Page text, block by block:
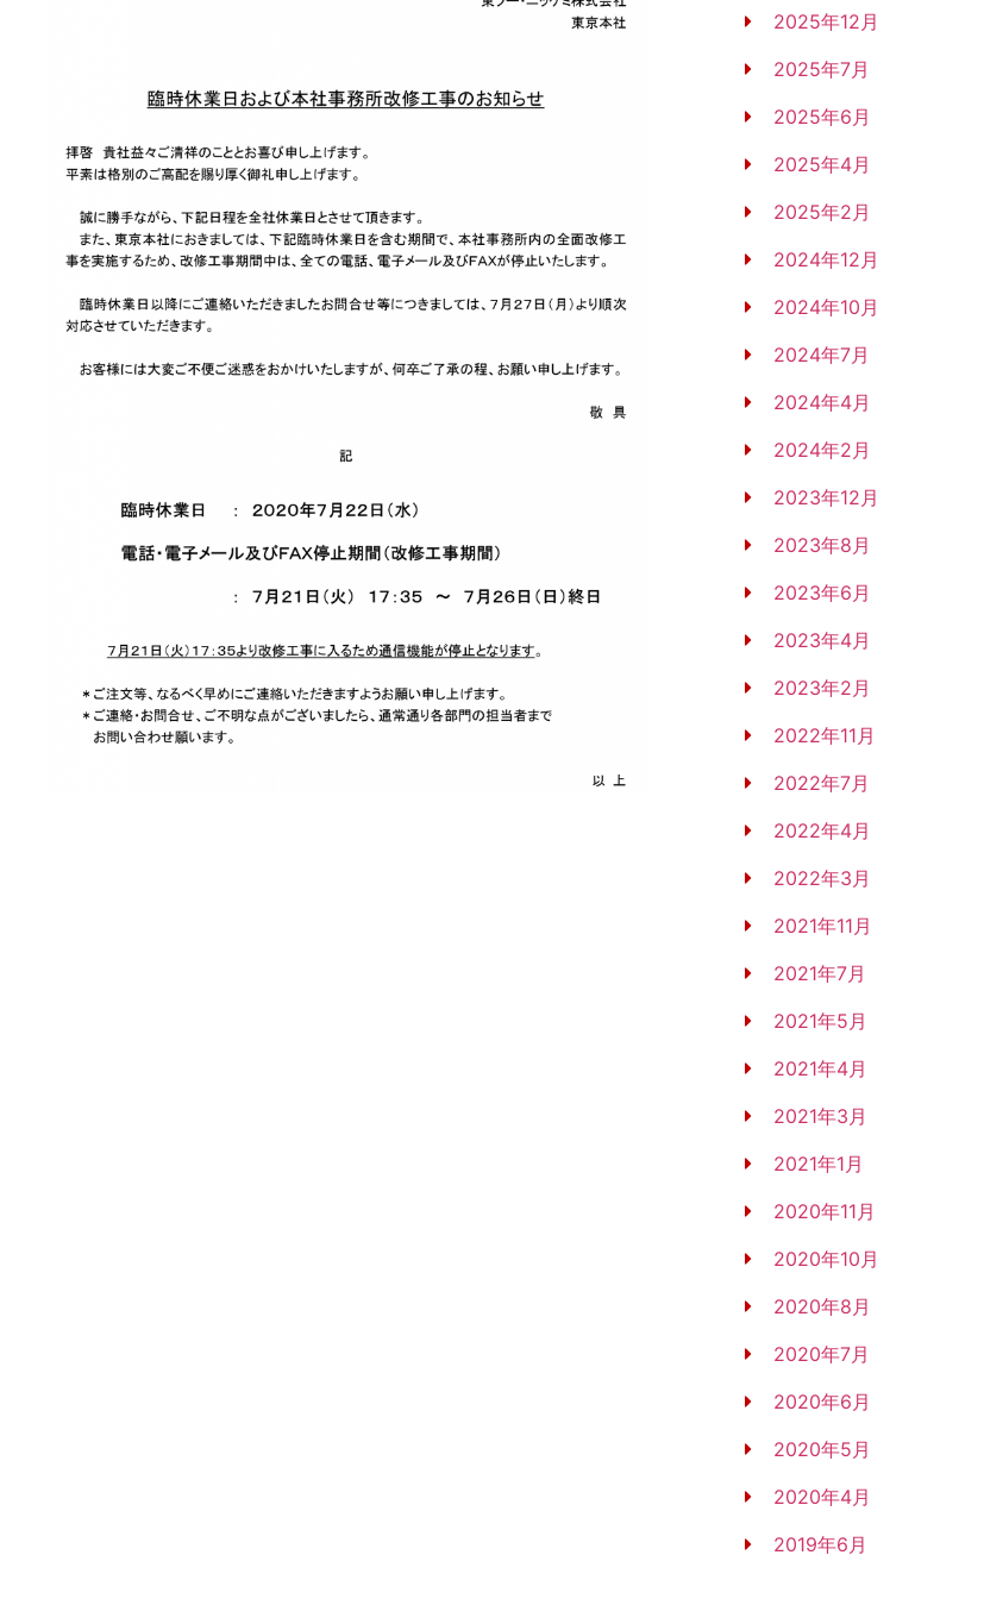
2025年12月
2025年7月
2025年6月
2025年4月
2025年2月
2024年12月
2024年10月
2024年7月
2024年4月
2024年2月
2023年12月
2023年8月
2023年6月
2023年4月
2023年2月
2022年11月
2022年7月
2022年4月
2022年3月
2021年11月
2021年7月
2021年5月
2021年4月
2021年3月
2021年1月
2020年11月
2020年10月
2020年8月
2020年7月
2020年6月
2020年5月
2020年4月
2019年6月